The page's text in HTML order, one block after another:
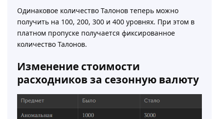
Одинаковое количество Талонов теперь можно
получить на 100, 200, 300 и 400 уровнях. При этом в
платном пропуске получается фиксированное
количество Талонов.
Изменение стоимости
расходников за сезонную валюту